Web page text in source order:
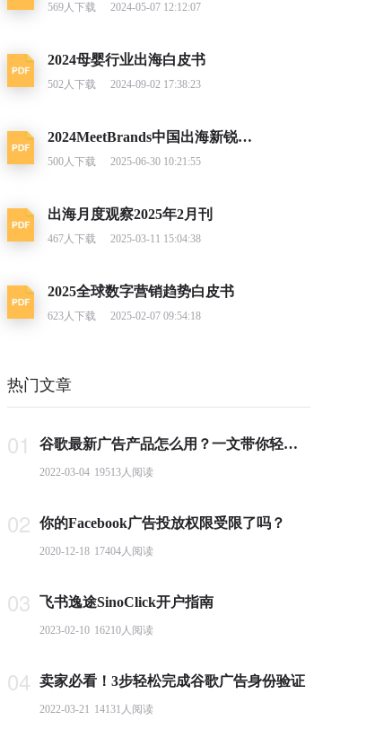
569人下载 2024-05-07 12:12:07
2024母婴行业出海白皮书
502人下载 2024-09-02 17:38:23
2024MeetBrands中国出海新锐消费品牌榜单报告
500人下载 2025-06-30 10:21:55
出海月度观察2025年2月刊
467人下载 2025-03-11 15:04:38
2025全球数字营销趋势白皮书
623人下载 2025-02-07 09:54:18
热门文章
01 谷歌最新广告产品怎么用？一文带你轻松掌握PMax投放要点
2022-03-04 19513人阅读
02 你的Facebook广告投放权限受限了吗？
2020-12-18 17404人阅读
03 飞书逸途SinoClick开户指南
2023-02-10 16210人阅读
04 卖家必看！3步轻松完成谷歌广告身份验证
2022-03-21 14131 人阅读